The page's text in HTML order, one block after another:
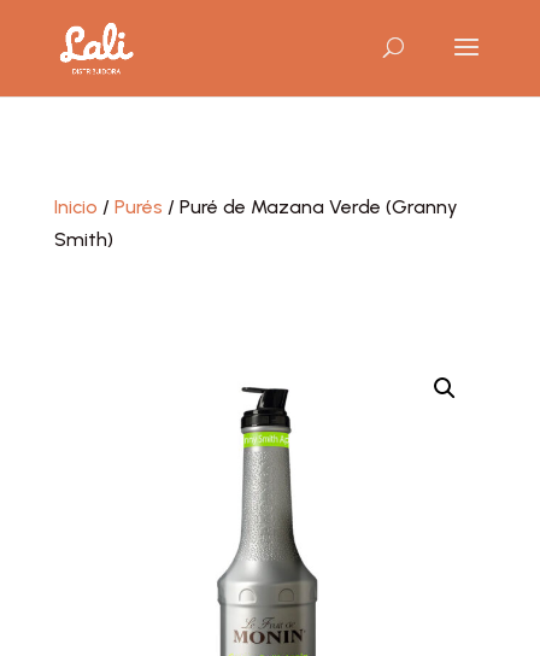
Inicio / Purés / Puré de Mazana Verde (Granny
Smith)